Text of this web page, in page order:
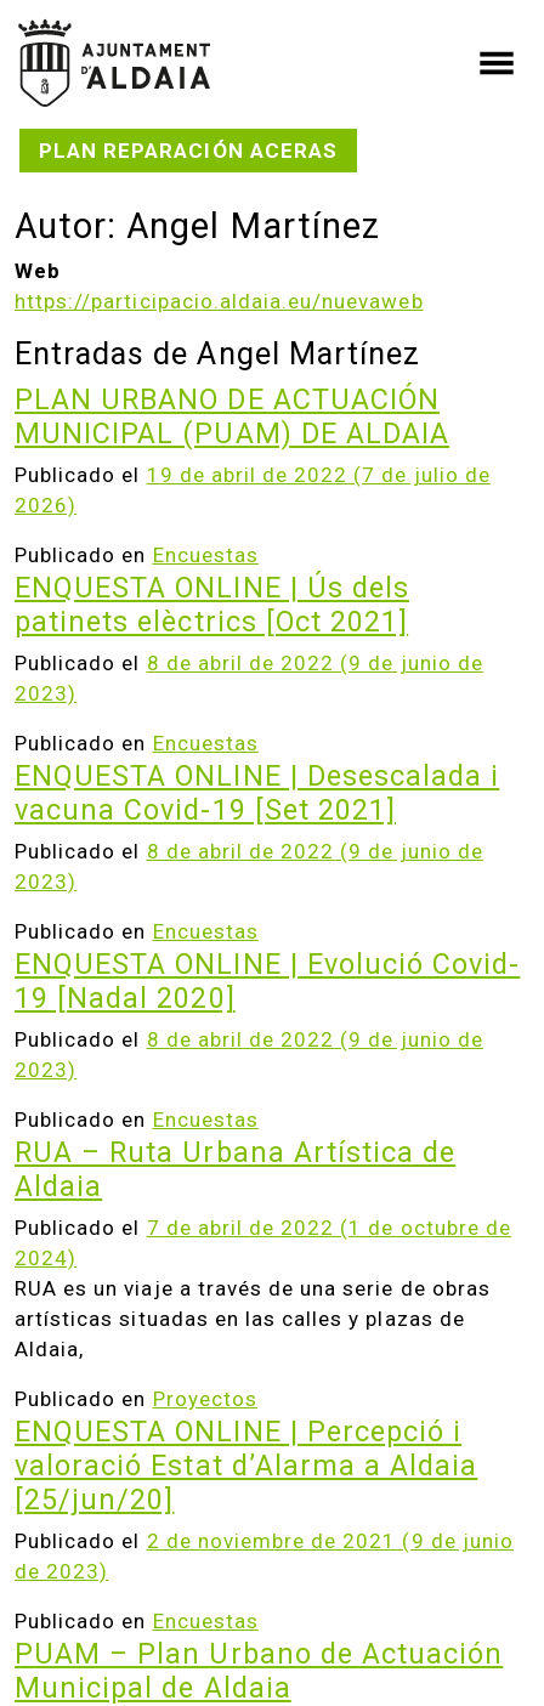
Saltar al contenido
Navegación principal
PLAN REPARACIÓN ACERAS
Autor:Angel Martínez
Web
https://participacio.aldaia.eu/nuevaweb
Entradas de Angel Martínez
PLAN URBANO DE ACTUACIÓN
MUNICIPAL (PUAM) DE ALDAIA
Publicado el 19 de abril de 2022 (7 de julio de
2026)
Publicado en Encuestas
ENQUESTA ONLINE | Ús dels
patinets elèctrics [Oct 2021]
Publicado el 8 de abril de 2022 (9 de junio de
2023)
Publicado en Encuestas
ENQUESTA ONLINE | Desescalada i
vacuna Covid-19 [Set 2021]
Publicado el 8 de abril de 2022 (9 de junio de
2023)
Publicado en Encuestas
ENQUESTA ONLINE | Evolució Covid-
19 [Nadal 2020]
Publicado el 8 de abril de 2022 (9 de junio de
2023)
Publicado en Encuestas
RUA – Ruta Urbana Artística de
Aldaia
Publicado el 7 de abril de 2022 (1 de octubre de
2024)
RUA es un viaje a través de una serie de obras
artísticas situadas en las calles y plazas de
Aldaia,
Publicado en Proyectos
ENQUESTA ONLINE | Percepció i
valoració Estat d’Alarma a Aldaia
[25/jun/20]
Publicado el 2 de noviembre de 2021 (9 de junio
de 2023)
Publicado en Encuestas
PUAM – Plan Urbano de Actuación
Municipal de Aldaia